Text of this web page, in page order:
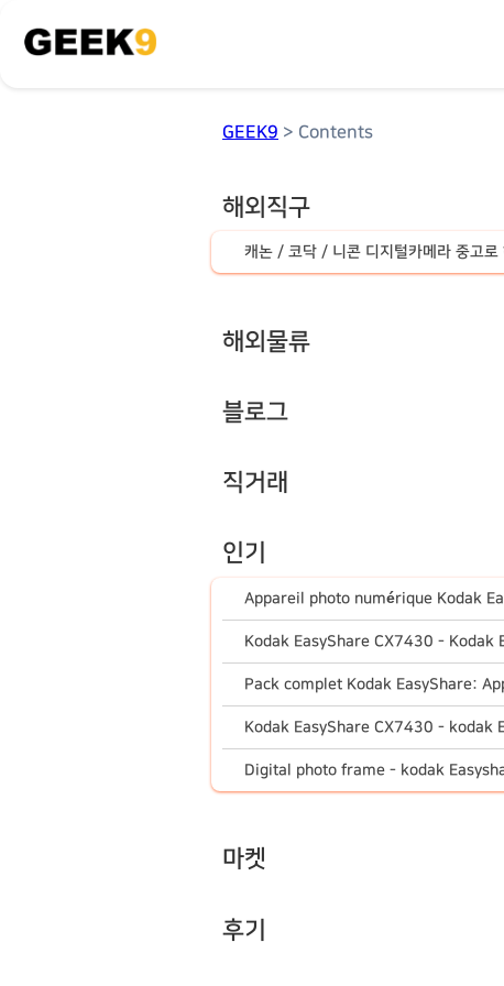
GEEK9 > Contents
해외직구
캐논 / 코닥 / 니콘 디지털카메라 중고로
해외물류
블로그
직거래
인기
Appareil photo numérique Kodak
Kodak EasyShare CX7430 - Kodak
Pack complet Kodak EasyShare:
Kodak EasyShare CX7430 - kodak
Digital photo frame - kodak
마켓
후기